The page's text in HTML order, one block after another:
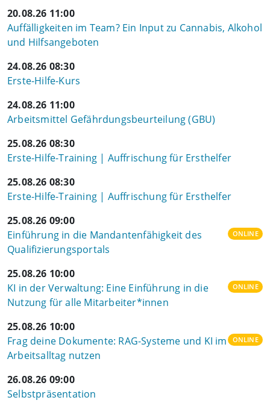
20.08.26 11:00
Auffälligkeiten im Team? Ein Input zu Cannabis, Alkohol
und Hilfsangeboten
24.08.26 08:30
Erste-Hilfe-Kurs
24.08.26 11:00
Arbeitsmittel Gefährdungsbeurteilung (GBU)
25.08.26 08:30
Erste-Hilfe-Training | Auffrischung für Ersthelfer
25.08.26 08:30
Erste-Hilfe-Training | Auffrischung für Ersthelfer
25.08.26 09:00
Einführung in die Mandantenfähigkeit des
Qualifizierungsportals
ONLINE
25.08.26 10:00
KI in der Verwaltung: Eine Einführung in die
Nutzung für alle Mitarbeiter*innen
ONLINE
25.08.26 10:00
Frag deine Dokumente: RAG-Systeme und KI im
Arbeitsalltag nutzen
ONLINE
26.08.26 09:00
Selbstpräsentation